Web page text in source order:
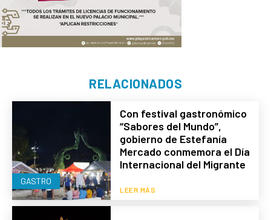
RELACIONADOS
GASTRO
Con festival gastronómico
“Sabores del Mundo”,
gobierno de Estefanía
Mercado conmemora el Día
Internacional del Migrante
LEER MÁS